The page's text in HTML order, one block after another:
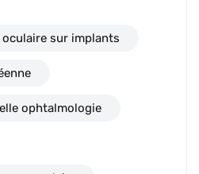
sur implants
ophtalmologie